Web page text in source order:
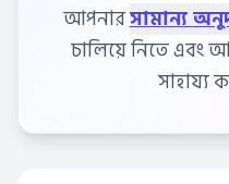
আপনার
চালিয়ে নিতে এবং
সাহায্য